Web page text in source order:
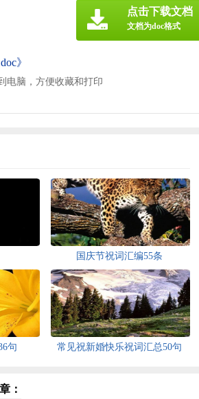
》
电脑，方便收藏和打印
点击下载文档
文档为doc格式
国庆节祝词汇编55条
句 常见祝新婚快乐祝词汇总50句
：